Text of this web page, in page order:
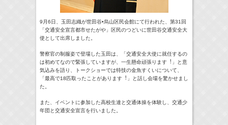
9月6日、玉田志織が世田谷•烏⼭区⺠会館にて⾏われた、第31回
「交通安全宣言都市せたがや」区⺠のつどいに世田谷交通安全大
使として出席しました。
警察官の制服姿で登場した玉田は、「交通安全大使に就任するの
は初めてなので緊張していますが、一生懸命頑張ります︕」と意
気込みを語り、トークショーでは特技の⾦⿂すくいについて、
「最高で18匹取ったことがあります︕」と話し会場を驚かせまし
た。
また、イベントに参加した高校生達と交通体操を体験し、交通少
年団と交通安全宣言を行いました。